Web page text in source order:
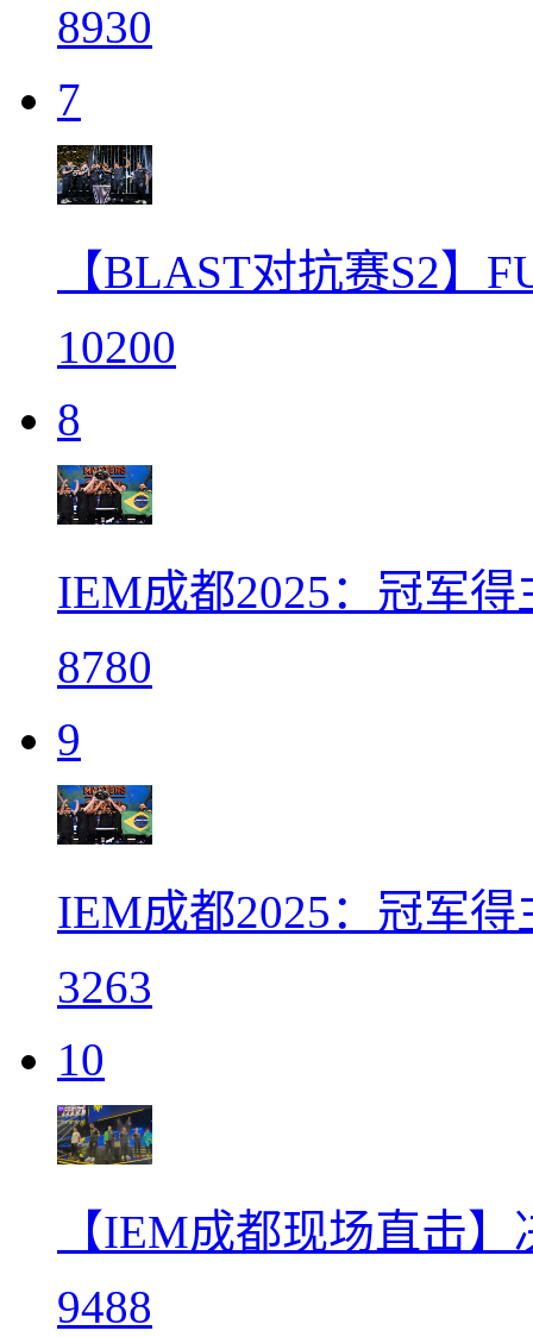
8930
7
【BLAST对抗赛S2】
10200
8
IEM成都2025：冠军
8780
9
IEM成都2025：冠军
3263
10
【IEM成都现场直击
9488